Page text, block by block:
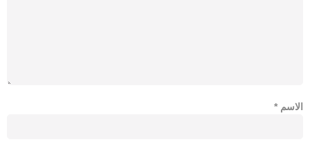
الاسم *